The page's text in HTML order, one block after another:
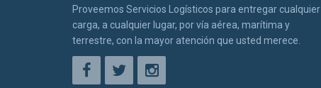
Proveemos Servicios Logísticos para entregar cualquier
carga, a cualquier lugar, por vía aérea, marítima y
terrestre, con la mayor atención que usted merece.